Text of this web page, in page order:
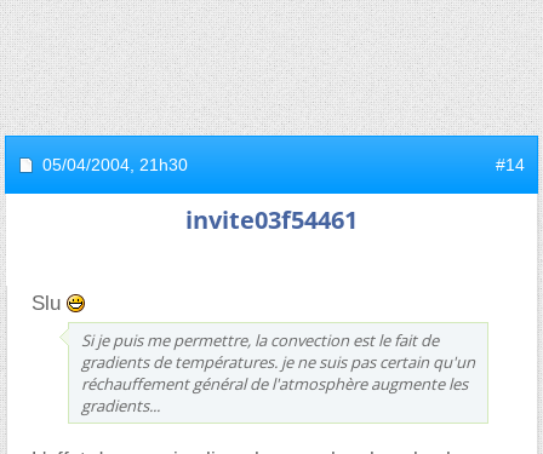
05/04/2004, 21h30 #14
invite03f54461
Slu
Si je puis me permettre, la convection est le fait de
gradients de températures. je ne suis pas certain qu'un
réchauffement général de l'atmosphère augmente les
gradients...